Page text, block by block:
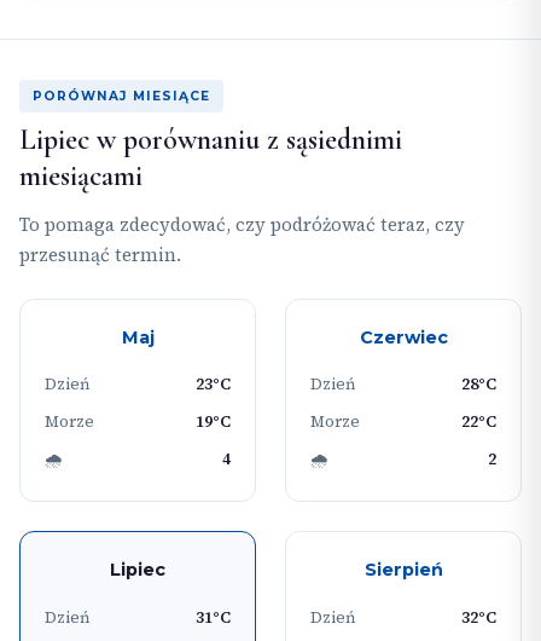
PORÓWNAJ MIESIĄCE
Lipiec w porównaniu z sąsiednimi
miesiącami
To pomaga zdecydować, czy podróżować teraz, czy
przesunąć termin.
Maj
Dzień
23°C
Morze
19°C
🌧
4
Czerwiec
Dzień
28°C
Morze
22°C
🌧
2
Lipiec
Dzień
31°C
Sierpień
Dzień
32°C